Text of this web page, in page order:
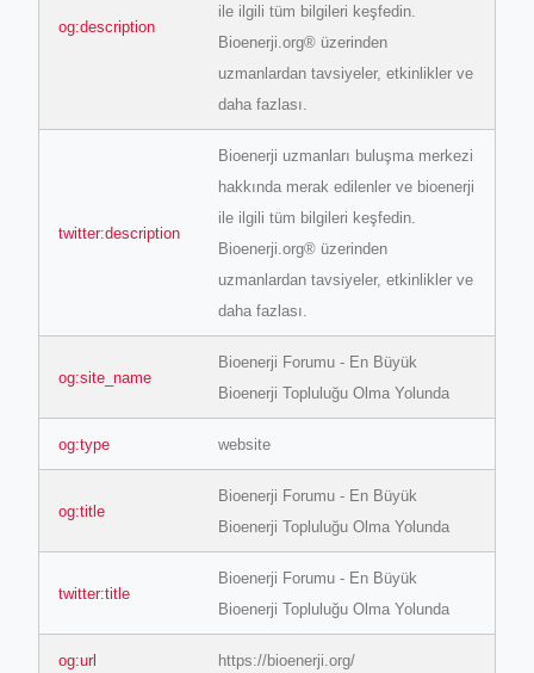
feed-calculator
og:description
ile ilgili tüm bilgileri keşfedin.
Bioenerji.org® üzerinden
uzmanlardan tavsiyeler, etkinlikler ve
daha fazlası.
twitter:description
Bioenerji uzmanları buluşma merkezi
hakkında merak edilenler ve bioenerji
ile ilgili tüm bilgileri keşfedin.
Bioenerji.org® üzerinden
uzmanlardan tavsiyeler, etkinlikler ve
daha fazlası.
og:site_name
Bioenerji Forumu - En Büyük
Bioenerji Topluluğu Olma Yolunda
og:type website
og:title
Bioenerji Forumu - En Büyük
Bioenerji Topluluğu Olma Yolunda
twitter:title
Bioenerji Forumu - En Büyük
Bioenerji Topluluğu Olma Yolunda
og:url https://bioenerji.org/